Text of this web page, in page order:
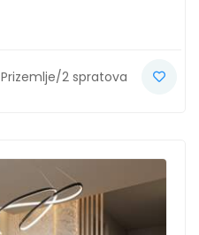
Prizemlje/2 spratova